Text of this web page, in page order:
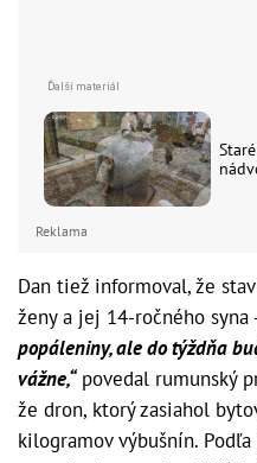
Reklama
Dan tiež informoval, že
ženy a jej 14-ročného syna
popáleniny, ale do týždňa
vážne,“povedal rumunský
že dron, ktorý zasiahol
kilogramov výbušnín.